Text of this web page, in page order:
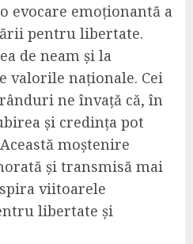
evocare emoționantă a
pentru libertate.
de neam și la
valorile naționale. Cei
ne învață că, în
și credința pot
moștenire
și transmisă mai
viitoarele
libertate și